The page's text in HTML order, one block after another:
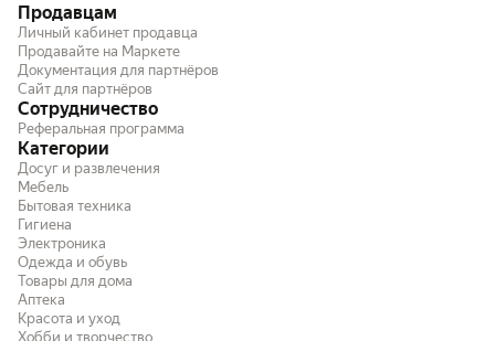
Продавцам
Личный кабинет продавца
Продавайте на Маркете
Документация для партнёров
Сайт для партнёров
Сотрудничество
Реферальная программа
Категории
Досуг и развлечения
Мебель
Бытовая техника
Гигиена
Электроника
Одежда и обувь
Товары для дома
Аптека
Красота и уход
Хобби и творчество